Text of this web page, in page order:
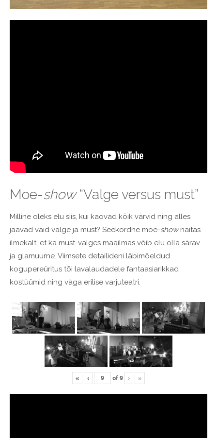
Moe-show“Valge versus must”
Milline oleks elu siis, kui kaovad kõik värvid ning alles
jäävad vaid valge ja must? Seekordne moe-shownäitas
ilmekalt, et ka must-valges maailmas võib elu olla särav
ja glamuurne. Viimsete detailideni läbimõeldud
kogupereüritus tõi lavalaudadele fantaasiarikkad
kostüümid ning väga erilise varjuteatri.
« ‹ of9 › »